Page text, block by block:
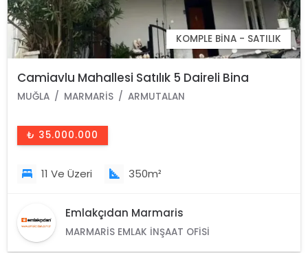
KOMPLE BINA - SATILIK
Camiavlu Mahallesi Satılık 5 Daireli Bina
MUĞLA MARMARIS ARMUTALAN
₺ 35.000.000
11 Ve Üzeri 350m²
Emlakçıdan Marmaris
MARMARIS EMLAK İNŞAAT OFISI